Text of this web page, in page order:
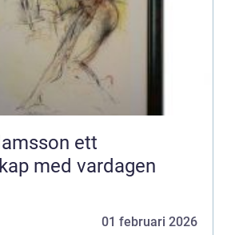
ett
med vardagen
01 februari 2026